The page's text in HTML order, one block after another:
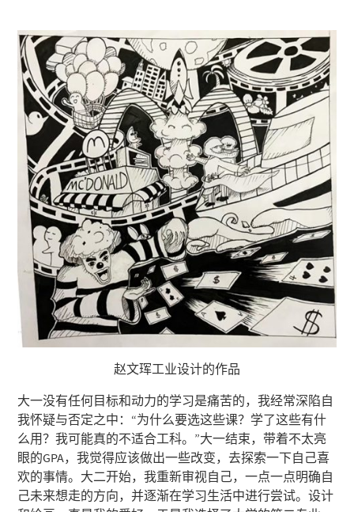
赵文珲工业设计的作品
大一没有任何目标和动力的学习是痛苦的，我经常深陷自
我怀疑与否定之中：“为什么要选这些课？学了这些有什
么用？我可能真的不适合工科。”大一结束，带着不太亮
眼的GPA，我觉得应该做出一些改变，去探索一下自己喜
欢的事情。大二开始，我重新审视自己，一点一点明确自
己未来想走的方向，并逐渐在学习生活中进行尝试。设计